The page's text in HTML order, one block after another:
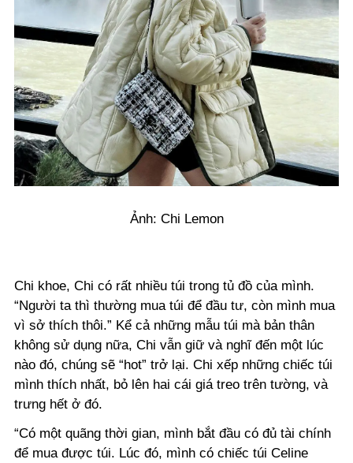
Ảnh: Chi Lemon
Chi khoe, Chi có rất nhiều túi trong tủ đồ của mình.
“Người ta thì thường mua túi để đầu tư, còn mình mua
vì sở thích thôi.” Kể cả những mẫu túi mà bản thân
không sử dụng nữa, Chi vẫn giữ và nghĩ đến một lúc
nào đó, chúng sẽ “hot” trở lại. Chi xếp những chiếc túi
mình thích nhất, bỏ lên hai cái giá treo trên tường, và
trưng hết ở đó.
“Có một quãng thời gian, mình bắt đầu có đủ tài chính
để mua được túi. Lúc đó, mình có chiếc túi Celine